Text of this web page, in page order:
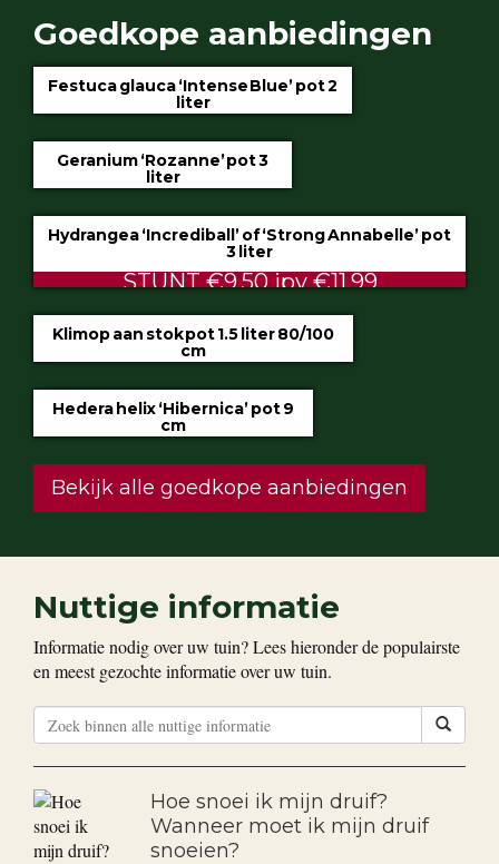
Goedkope aanbiedingen
Festuca glauca ‘Intense Blue’ pot 2
liter
Geranium ‘Rozanne’ pot 3
liter
Hydrangea ‘Incrediball’ of ‘Strong Annabelle’ pot
3 liter
STUNT €9.50 ipv €11.99
Klimop aan stok pot 1.5 liter 80/100
cm
Hedera helix ‘Hibernica’ pot 9
cm
Bekijk alle goedkope aanbiedingen
Nuttige informatie
Informatie nodig over uw tuin? Lees hieronder de populairste
en meest gezochte informatie over uw tuin.
Hoe snoei ik mijn druif?
Wanneer moet ik mijn druif
snoeien?